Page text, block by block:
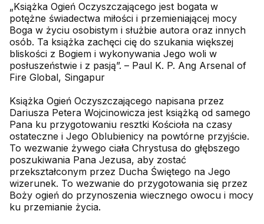
„Książka Ogień Oczyszczającego jest bogata w
potężne świadectwa miłości i przemieniającej mocy
Boga w życiu osobistym i służbie autora oraz innych
osób. Ta książka zachęci cię do szukania większej
bliskości z Bogiem i wykonywania Jego woli w
posłuszeństwie i z pasją”. – Paul K. P. Ang Arsenal of
Fire Global, Singapur
Książka Ogień Oczyszczającego napisana przez
Dariusza Petera Wojcinowicza jest książką od samego
Pana ku przygotowaniu resztki Kościoła na czasy
ostateczne i Jego Oblubienicy na powtórne przyjście.
To wezwanie żywego ciała Chrystusa do głębszego
poszukiwania Pana Jezusa, aby zostać
przekształconym przez Ducha Świętego na Jego
wizerunek. To wezwanie do przygotowania się przez
Boży ogień do przynoszenia wiecznego owocu i mocy
ku przemianie życia.